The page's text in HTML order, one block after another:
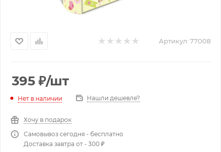
Артикул: 77008
395 ₽/шт
Нет в наличии Нашли дешевле?
Хочу в подарок
Самовывоз сегодня - бесплатно
Доставка завтра от - 300 ₽